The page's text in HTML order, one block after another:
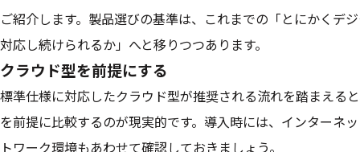
ご紹介します。製品選びの基準は、これまでの「とにかくデ
対応し続けられるか」へと移りつつあります。
クラウド型を前提にする
標準仕様に対応したクラウド型が推奨される流れを踏まえる
を前提に比較するのが現実的です。導入時には、インターネ
トワーク環境もあわせて確認しておきましょう。